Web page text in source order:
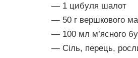
— 1 цибуля шалот
— 50 г вершкового
— 100 мл м’ясного
— Сіль, перець,